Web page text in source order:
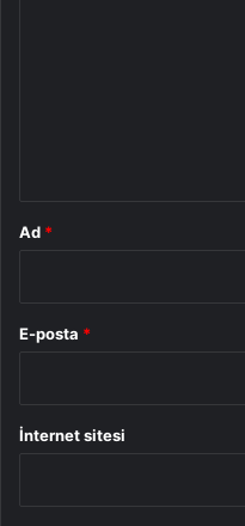
Ad *
E-posta *
İnternet sitesi